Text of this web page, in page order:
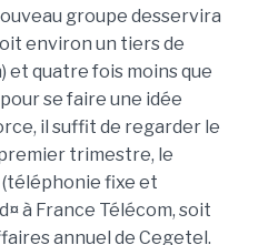
groupe desservira
environ un tiers de
et quatre fois moins que
se faire une idée
il suffit de regarder le
trimestre, le
fixe et
à France Télécom, soit
annuel de Cegetel.